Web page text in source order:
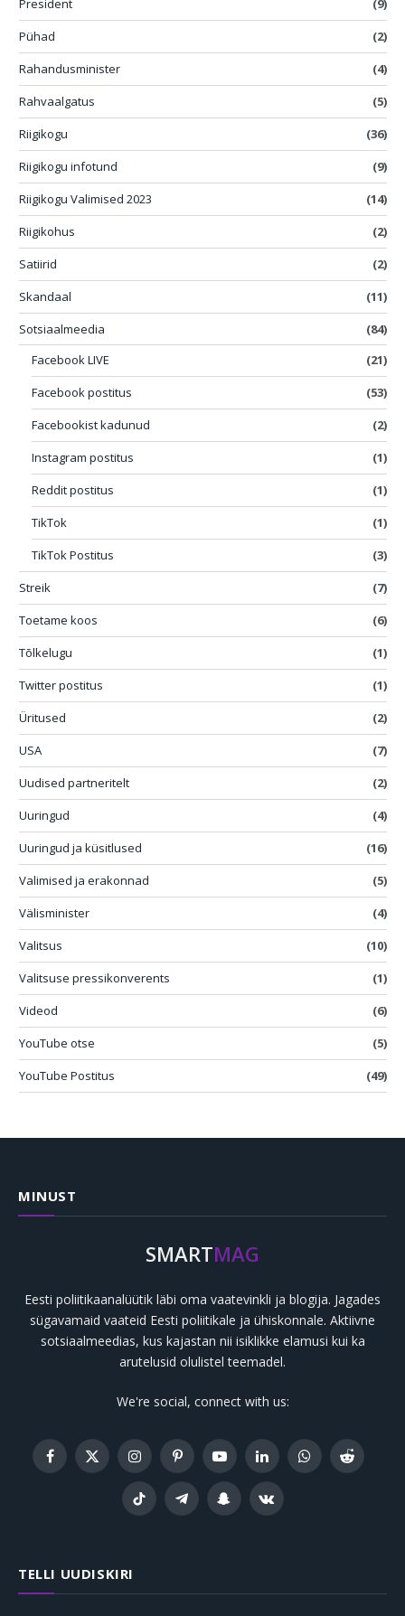
President
(9)
Pühad
(2)
Rahandusminister
(4)
Rahvaalgatus
(5)
Riigikogu
(36)
Riigikogu infotund
(9)
Riigikogu Valimised 2023
(14)
Riigikohus
(2)
Satiirid
(2)
Skandaal
(11)
Sotsiaalmeedia
(84)
Facebook LIVE
(21)
Facebook postitus
(53)
Facebookist kadunud
(2)
Instagram postitus
(1)
Reddit postitus
(1)
TikTok
(1)
TikTok Postitus
(3)
Streik
(7)
Toetame koos
(6)
Tõlkelugu
(1)
Twitter postitus
(1)
Üritused
(2)
USA
(7)
Uudised partneritelt
(2)
Uuringud
(4)
Uuringud ja küsitlused
(16)
Valimised ja erakonnad
(5)
Välisminister
(4)
Valitsus
(10)
Valitsuse pressikonverents
(1)
Videod
(6)
YouTube otse
(5)
YouTube Postitus
(49)
MINUST
SMARTMAG
Eesti poliitikaanalüütik läbi oma vaatevinkli ja blogija. Jagades
sügavamaid vaateid Eesti poliitikale ja ühiskonnale. Aktiivne
sotsiaalmeedias, kus kajastan nii isiklikke elamusi kui ka
arutelusid olulistel teemadel.
We're social, connect with us:
Facebook
X
(Twitter)
InstagramPinterestYouTubeLinkedInWhatsAppReddit
TikTok TelegramSnapchatVKontakte
TELLI UUDISKIRI